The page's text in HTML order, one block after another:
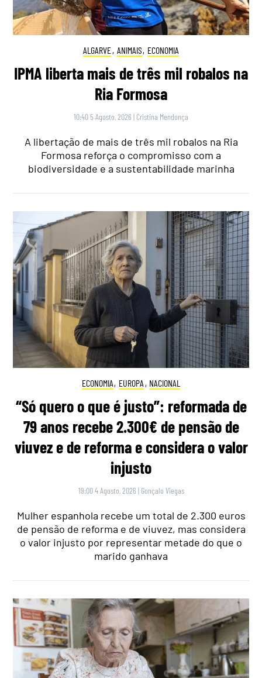
ALGARVE, ANIMAIS, ECONOMIA
IPMA liberta mais de três mil robalos na
Ria Formosa
10:40 5 Agosto, 2026 | Cristina Mendonça
A libertação de mais de três mil robalos na Ria
Formosa reforça o compromisso com a
biodiversidade e a sustentabilidade marinha
ECONOMIA, EUROPA , NACIONAL
“Só quero o que é justo”: reformada de
79 anos recebe 2.300€ de pensão de
viuvez e de reforma e considera o valor
injusto
19:00 4 Agosto, 2026 | Gonçalo Viegas
Mulher espanhola recebe um total de 2.300 euros
de pensão de reforma e de viuvez, mas considera
o valor injusto por representar metade do que o
marido ganhava